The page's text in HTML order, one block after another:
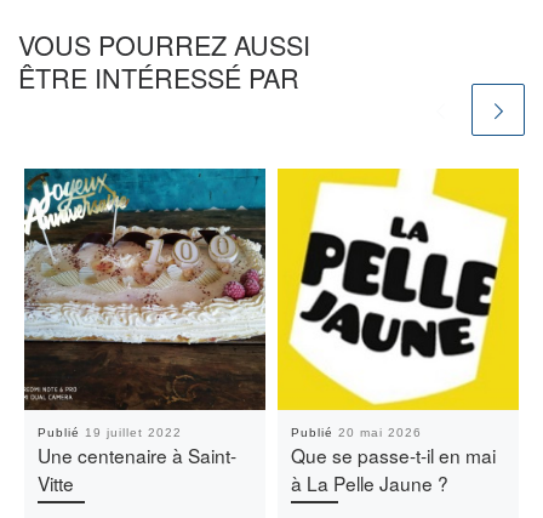
VOUS POURREZ AUSSI
ÊTRE INTÉRESSÉ PAR
Publié 19 juillet 2022
Une centenaire à Saint-
Vitte
Publié20 mai 2026
Que se passe-t-il en mai
à La Pelle Jaune ?